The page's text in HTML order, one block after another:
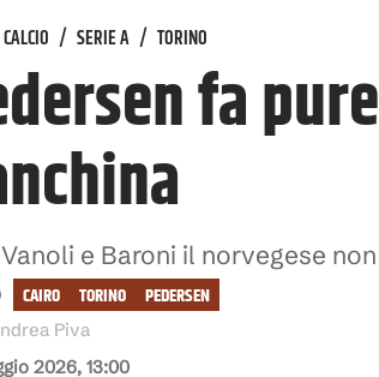
CALCIO / SERIE A / TORINO
fa
e Baroni il norvegese
2026, 13:00
Piva
PEDERSEN
TORINO
CAIRO